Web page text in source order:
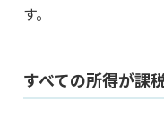
す。
すべての所得が課